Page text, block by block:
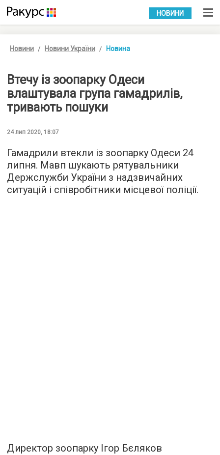
УКР РУС
НОВИНИ
Новини Новини України Новина
Втечу із зоопарку Одеси
влаштувала група гамадрилів,
тривають пошуки
24 лип 2020, 18:07
Гамадрили втекли із зоопарку Одеси 24
липня. Мавп шукають рятувальники
Держслужби України з надзвичайних
ситуацій і співробітники місцевої поліції.
Директор зоопарку Ігор Бєляков